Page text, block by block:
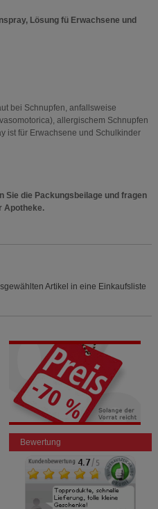
Lösung fü Erwachsene und
bei Schnupfen, anfallsweise
allergischem Schnupfen
ist für Erwachsene und Schulkinder
Sie die Packungsbeilage und fragen
Apotheke.
Artikel in eine Einkaufsliste
Bewertung